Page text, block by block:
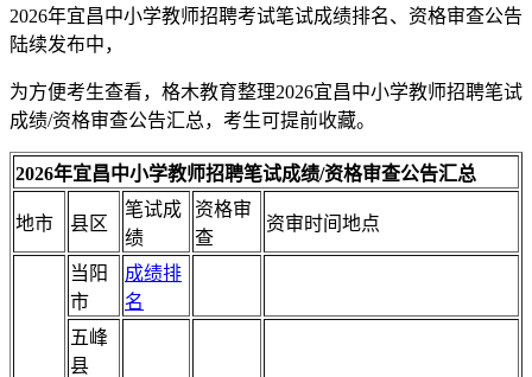
2026年宜昌中小学教师招聘考试笔试成绩排名、资格审查公告
陆续发布中，
为方便考生查看，格木教育整理2026宜昌中小学教师招聘笔试
成绩/资格审查公告汇总，考生可提前收藏。
2026年宜昌中小学教师招聘笔试成绩/资格审查公告汇总
地市 县区
笔试成
绩
资格审
查
资审时间地点
当阳
市
成绩排
名
五峰
县